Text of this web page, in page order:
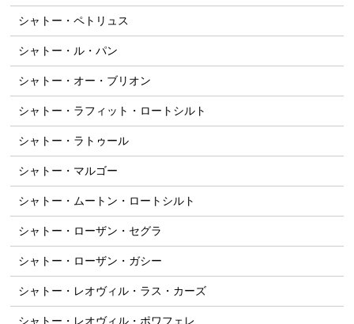
シャトー・ペトリュス
シャトー・ル・パン
シャトー・オー・ブリオン
シャトー・ラフィット・ロートシルト
シャトー・ラトゥール
シャトー・マルゴー
シャトー・ムートン・ロートシルト
シャトー・ローザン・セグラ
シャトー・ローザン・ガシー
シャトー・レオヴィル・ラス・カーズ
シャトー・レオヴィル・ポワフェレ